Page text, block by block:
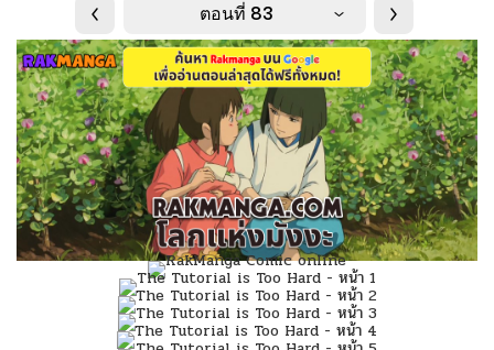
ตอนที่ 83